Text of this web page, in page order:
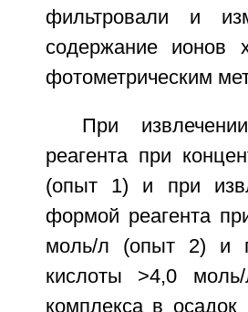
фильтровали и
содержание ионов
фотометрическим
При
реагента при
(опыт 1) и при
формой реагента
моль/л (опыт 2) и
кислоты >4,0
комплекса в